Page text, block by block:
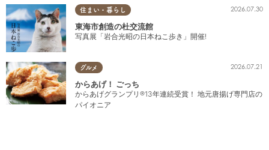
住まい・暮らし 2026.07.30
東海市創造の杜交流館
写真展「岩合光昭の日本ねこ歩き」開催!
グルメ 2026.07.21
からあげ！ ごっち
からあげグランプリ®13年連続受賞！ 地元唐揚げ専門店の
パイオニア